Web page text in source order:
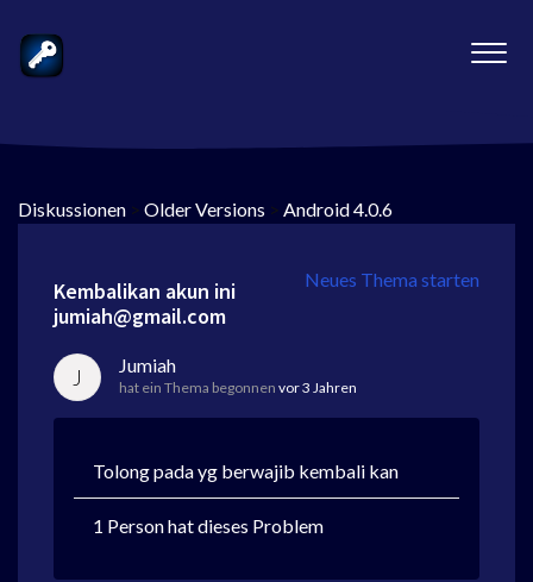
Diskussionen > Older Versions > Android 4.0.6
Neues Thema starten
Kembalikan akun ini
jumiah@gmail.com
J Jumiah
hat ein Thema begonnen vor 3 Jahren
Tolong pada yg berwajib kembali kan
1 Person hat dieses Problem